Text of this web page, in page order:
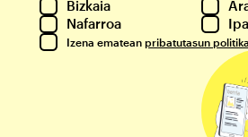
Bizkaia
Nafarroa
Izena ematean pribatutasun politika